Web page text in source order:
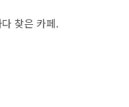
찾은 카페.